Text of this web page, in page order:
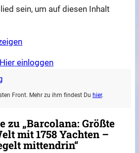
sein, um auf diesen Inhalt
Hier einloggen
Front. Mehr zu ihm findest Du hier.
zu „Barcolana: Größte
mit 1758 Yachten –
mittendrin“